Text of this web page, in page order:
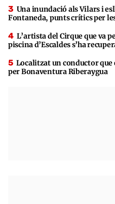
Una inundació als Vilars i
Fontaneda, punts crítics per
L’artista del Cirque que va
piscina d’Escaldes s’ha
Localitzat un conductor
per Bonaventura Riberaygua